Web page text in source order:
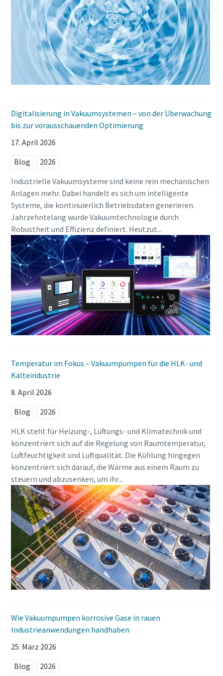
Digitalisierung in Vakuumsystemen – von der Überwachung
bis zur vorausschauenden Optimierung
17. April 2026
Blog
2026
Industrielle Vakuumsysteme sind keine rein mechanischen
Anlagen mehr. Dabei handelt es sich um intelligente
Systeme, die kontinuierlich Betriebsdaten generieren.
Jahrzehntelang wurde Vakuumtechnologie durch
Robustheit und Effizienz definiert. Heutzut...
Temperatur im Fokus – Vakuumpumpen für die HLK- und
Kälteindustrie
8. April 2026
Blog
2026
HLK steht für Heizung-, Lüftungs- und Klimatechnik und
konzentriert sich auf die Regelung von Raumtemperatur,
Luftfeuchtigkeit und Luftqualität. Die Kühlung hingegen
konzentriert sich darauf, die Wärme aus einem Raum zu
steuern und abzusenken, um ihr...
Wie Vakuumpumpen korrosive Gase in rauen
Industrieanwendungen handhaben
25. März 2026
Blog
2026